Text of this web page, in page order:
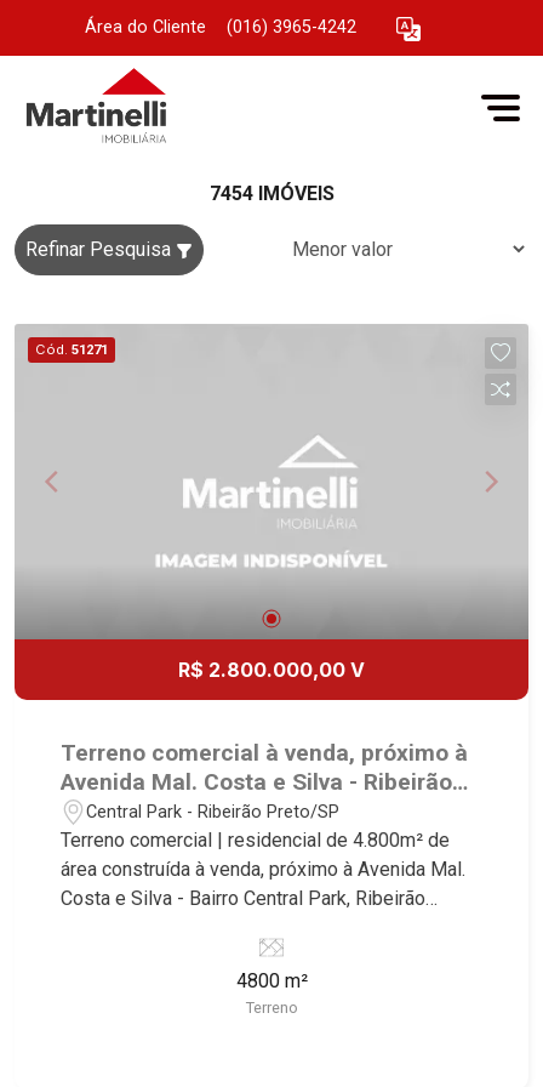
Área do Cliente (016) 3965-4242
7454 IMÓVEIS
Refinar Pesquisa
Cód. 51271
R$ 2.800.000,00 V
Terreno comercial à venda, próximo à
Avenida Mal. Costa e Silva - Ribeirão
Preto/SP.
Central Park - Ribeirão Preto/SP
Terreno comercial | residencial de 4.800m² de
área construída à venda, próximo à Avenida Mal.
Costa e Silva - Bairro Central Park, Ribeirão
imóvel que a Martinelli Imobiliária selecionou
aprovado de 96 apartamentos de uma vaga com
4800 m²
Terreno